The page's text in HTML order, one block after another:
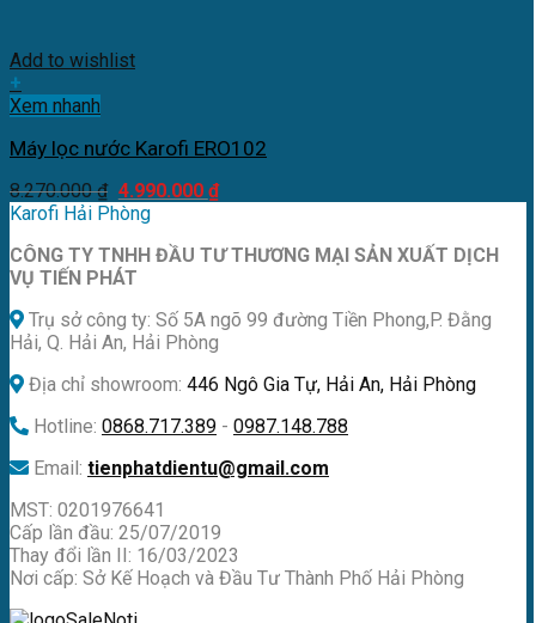
Add to wishlist
+
Xem nhanh
Máy lọc nước Karofi ERO102
8.270.000₫ Giá
gốc
8.270.000 ₫.
4.990.000 ₫Giá
là:
Karofi Hải Phòng
CÔNG TY TNHH ĐẦU TƯ THƯƠNG MẠI SẢN XUẤT DỊCH
VỤ TIẾN PHÁT
Trụ sở công ty: Số 5A ngõ 99 đường Tiền Phong,P. Đằng
Hải, Q. Hải An, Hải Phòng
Địa chỉ showroom: 446 Ngô Gia Tự, Hải An, Hải Phòng
Hotline: 0868.717.389 - 0987.148.788
Email: tienphatdientu@gmail.com
MST: 0201976641
Cấp lần đầu: 25/07/2019
Thay đổi lần II: 16/03/2023
Nơi cấp: Sở Kế Hoạch và Đầu Tư Thành Phố Hải Phòng